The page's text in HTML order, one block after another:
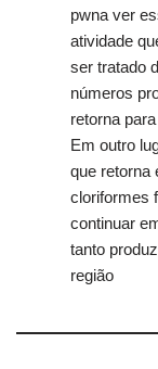
pwna ver
atividade
ser tratado
números
retorna
Em outro
que retorna
cloriformes
continuar
tanto
região